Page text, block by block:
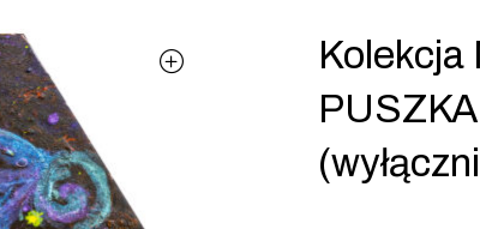
Kolekcja